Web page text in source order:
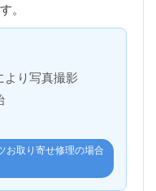
。
より写真撮影
取り寄せ修理の場合